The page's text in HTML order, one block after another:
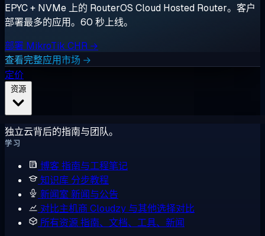
EPYC + NVMe 上的 RouterOS Cloud Hosted Router。客户
部署最多的应用。60 秒上线。
部署 MikroTik CHR →
查看完整应用市场 →
定价
独立云背后的指南与团队。
学习
博客指南与工程笔记
知识库 分步教程
新闻室 新闻与公告
对比主机商 Cloudzy 与其他选择对比
所有资源指南、文档、工具、新闻